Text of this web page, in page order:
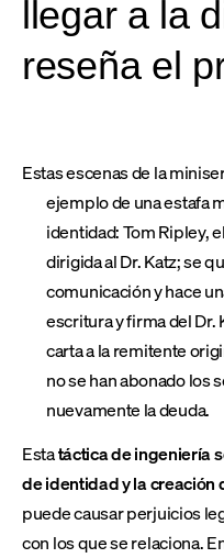
llegar a la
reseña el
Estas escenas de la
ejemplo de una estafa
identidad: Tom Ripley,
dirigida al Dr. Katz; se
comunicación y hace
escritura y firma del Dr.
carta a la remitente
no se han abonado los
nuevamente la deuda.
Estatáctica de ingeniería
de identidad y la
puede causar perjuicios
con los que se relaciona.